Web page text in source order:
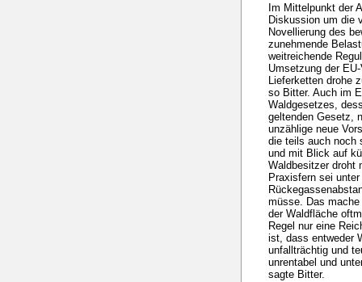
Im Mittelpunkt der
Diskussion um die
Novellierung des
zunehmende
weitreichende
Umsetzung der
Lieferketten drohe
so Bitter. Auch im
Waldgesetzes,
geltenden Gesetz,
unzählige neue
die teils auch noch
und mit Blick auf
Waldbesitzer droht
Praxisfern sei
müsse. Das
der Waldfläche
Regel nur eine
ist, dass entweder
unfallträchtig und
unrentabel und
sagte Bitter.